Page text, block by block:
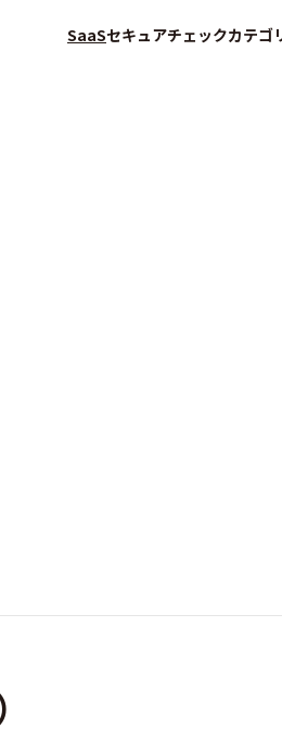
SaaSセキュアチェックカテゴ